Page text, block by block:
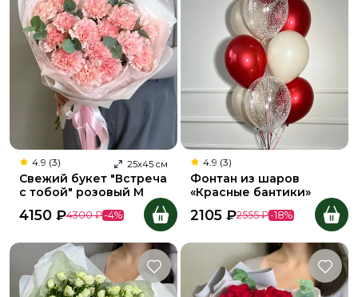
4.9 (3) 25х45 см
Свежий букет "Встреча
с тобой" розовый M
4150 ₽4300 ₽-4%
4.9 (3)
Фонтан из шаров
«Красные бантики»
2105 ₽2555 ₽-18%